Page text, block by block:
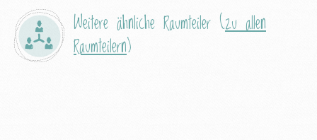
Weitere ähnliche Raumteiler (zu allen
Raumteilern)